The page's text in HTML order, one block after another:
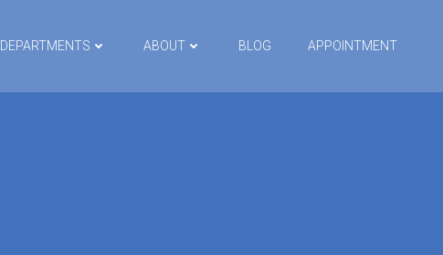
DEPARTMENTS ABOUT BLOG APPOINTMENT